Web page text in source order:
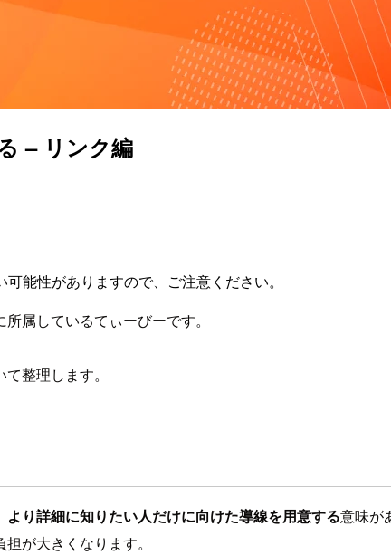
– リンク編
能性がありますので、ご注意ください。
属しているてぃーびーです。
整理します。
り詳細に知りたい人だけに向けた導線を用意する意味が
が大きくなります。